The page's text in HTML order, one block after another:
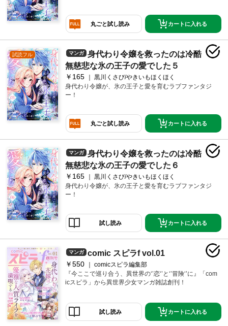
丸ごと試し読み カートに入れる
試読フル マンガ
身代わり令嬢を救ったのは冷酷
無慈悲な氷の王子の愛でした５
￥165
黒川くさび/やきいもほくほく
身代わり令嬢が、氷の王子と愛を育むラブファンタジ
ー！
丸ごと試し読み カートに入れる
マンガ
身代わり令嬢を救ったのは冷酷
無慈悲な氷の王子の愛でした６
￥165
黒川くさび/やきいもほくほく
身代わり令嬢が、氷の王子と愛を育むラブファンタジ
ー！
試し読み カートに入れる
マンガ comic スピラf vol.01
￥550
comicスピラ編集部
『今ここで巡り合う、異世界の‘’恋‘’と‘’冒険‘’に』「com
icスピラ」から異世界少女マンガ雑誌創刊！
試し読み カートに入れる